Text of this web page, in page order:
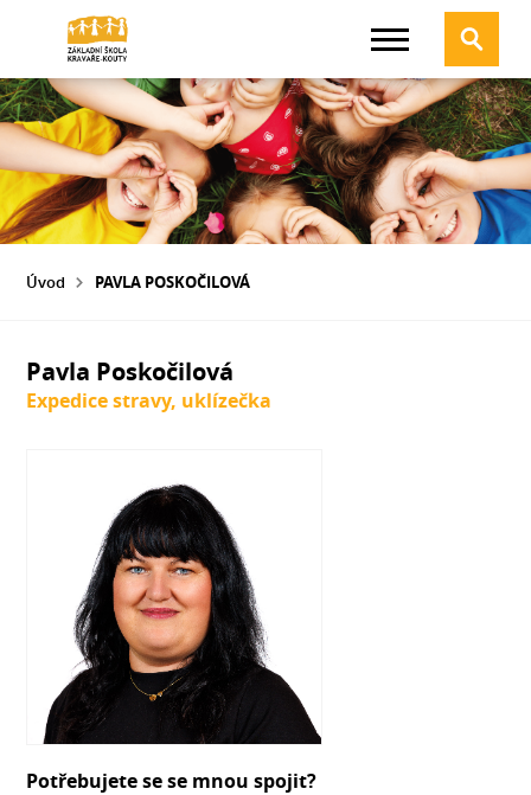
Úvod PAVLA POSKOČILOVÁ
Pavla Poskočilová
Expedice stravy, uklízečka
Potřebujete se se mnou spojit?